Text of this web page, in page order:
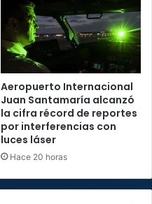
Aeropuerto Internacional
Juan Santamaría alcanzó
la cifra récord de reportes
por interferencias con
luces láser
Hace 20 horas